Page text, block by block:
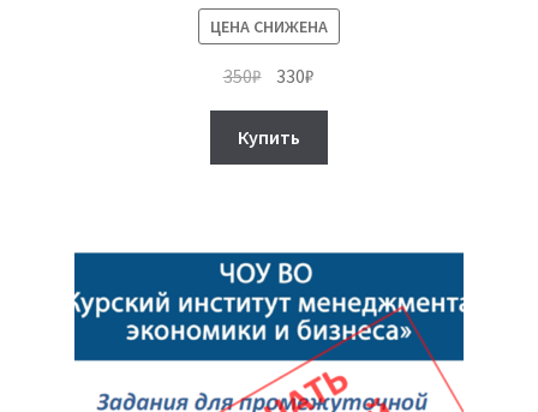
ЦЕНА СНИЖЕНА
350₽ Первоначальная
составляла
350₽.
330₽
Купить